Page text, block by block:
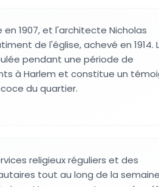
1907, et l'architecte Nicholas
de l'église, achevé en 1914.
pendant une période de
à Harlem et constitue un
du quartier.
religieux réguliers et des
tout au long de la